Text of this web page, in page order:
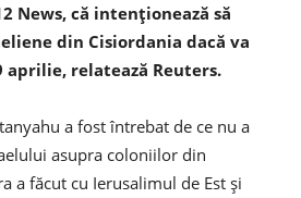
News, că intenţionează să
din Cisiordania dacă va
aprilie, relatează Reuters.
a fost întrebat de ce nu a
asupra coloniilor din
a făcut cu Ierusalimul de Est şi